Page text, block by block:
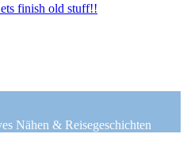
finish old stuff!!
Nähen & Reisegeschichten